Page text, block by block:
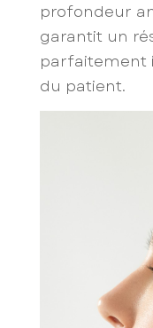
profondeur
garantit un
parfaitement
du patient.